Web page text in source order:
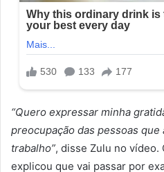
“Quero expressar minha
preocupação das pessoas que
trabalho”, disse Zulu no vídeo.
explicou que vai passar por